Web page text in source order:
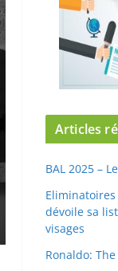
Articles
BAL 2025 –
dévoile sa
visages
Ronaldo: